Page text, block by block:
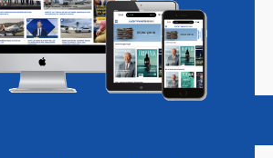
Podcasts Vacatures